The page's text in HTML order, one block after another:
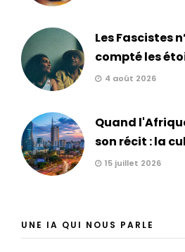
Les Fascistes
compté les
4 août 2026
Quand
son récit : la
15 juillet 2026
UNE IA QUI NOUS PARLE